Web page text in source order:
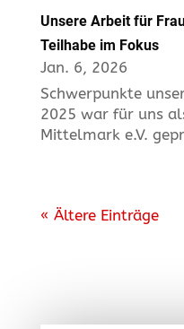
Unsere Arbeit für
Teilhabe im Fokus
Jan. 6, 2026
Schwerpunkte
2025 war für uns
Mittelmark e.V.
« Ältere Einträge